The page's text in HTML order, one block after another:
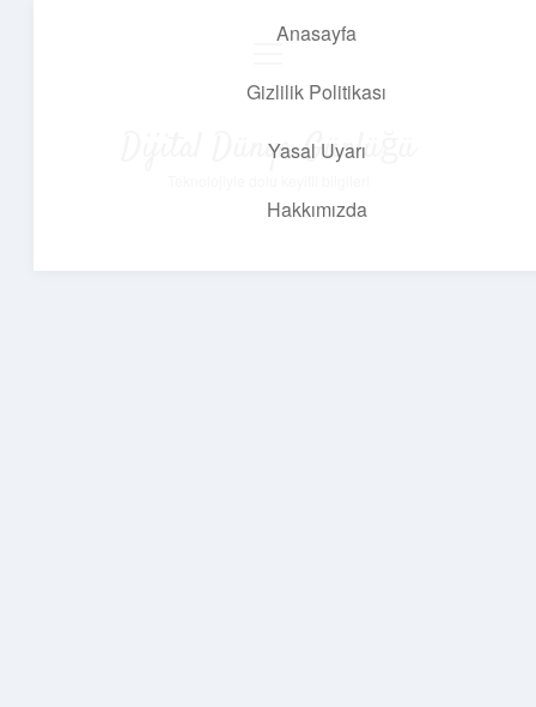
Anasayfa
Gizlilik Politikası
Yasal Uyarı
Hakkımızda
Dijital Dünya Günlüğü